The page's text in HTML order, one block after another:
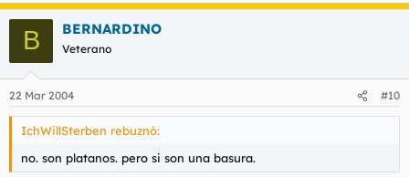
B BERNARDINO
Veterano
22 Mar 2004 #10
IchWillSterben rebuznó:
no. son platanos. pero si son una basura.